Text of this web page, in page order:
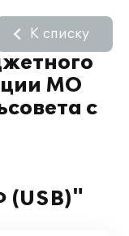
МО
с
(USB)"
К списку